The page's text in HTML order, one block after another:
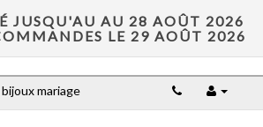
JUSQU'AU AU 28 AOÛT 2026
LE 29 AOÛT 2026
mariage